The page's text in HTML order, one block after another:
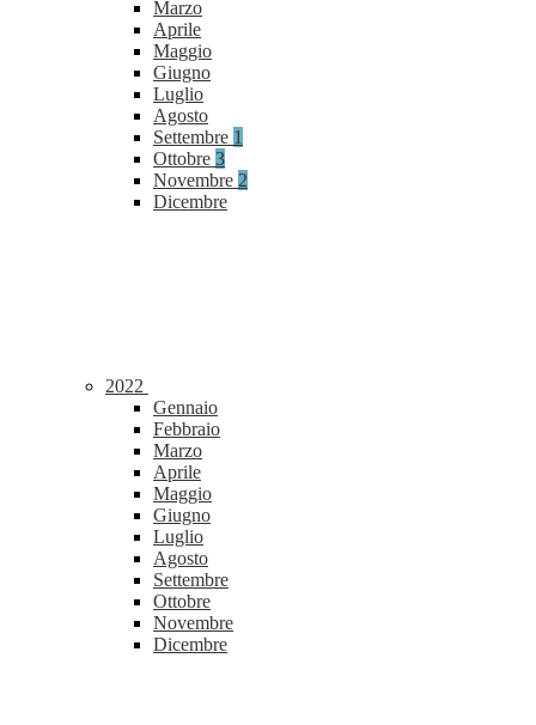
Marzo
Aprile
Maggio
Giugno
Luglio
Agosto
Settembre 1
Ottobre 3
Novembre 2
Dicembre
2022
Gennaio
Febbraio
Marzo
Aprile
Maggio
Giugno
Luglio
Agosto
Settembre
Ottobre
Novembre
Dicembre